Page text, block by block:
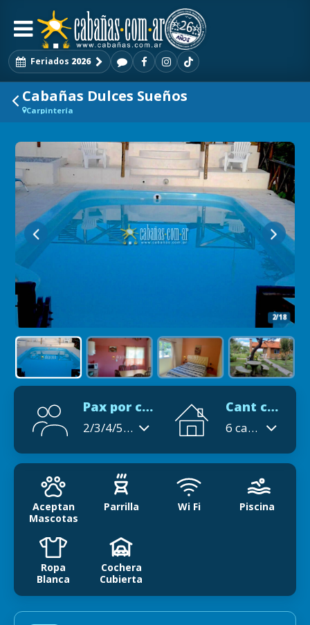
Feriados 2026
Cabañas Dulces Sueños
Carpintería
2/18
Pax por cabaña
2/3/4/5/6
Cant cabañas
6 cabañas
Aceptan
Mascotas
Parrilla Wi Fi Piscina
Ropa
Blanca
Cochera
Cubierta